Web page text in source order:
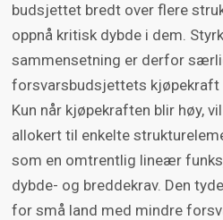
budsjettet bredt over flere
oppnå kritisk dybde i dem.
sammensetning er derfor
forsvarsbudsjettets kjøpekraft
Kun når kjøpekraften blir høy,
allokert til enkelte
som en omtrentlig lineær
dybde- og breddekrav. Den
for små land med mindre